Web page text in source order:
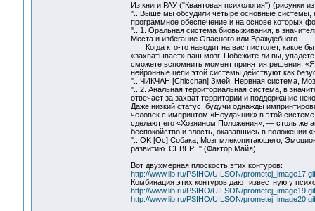
Из книги РАУ ("Квантовая психология") (рисунки
"...Выше мы обсудили четыре основные системы,
программное обеспечение и на основе которых
"...1. Оральная система биовыживания, в
Места и избегание Опасного или Враждебного.
Когда кто-то наводит на вас пистолет, какое
«захватывает» ваш мозг. Побежите ли вы,
сможете вспомнить момент принятия решения.
нейронные цепи этой системы действуют как
"...ЧИКЧАН [Chicchan] Змей, Нервная система,
"...2. Анальная территориальная система, в
отвечает за захват территории и поддержание
Даже низкий статус, будучи однажды
человек с импринтом «Неудачник» в этой
сделают его «Хозяином Положения», — столь же
беспокойство и злость, оказавшись в положении
"...OK [Oc] Собака, Мозг млекопитающего,
развитию. СЕВЕР..." (Фактор Майя)
Вот двухмерная плоскость этих контуров:
http://www.lib.ru/PSIHO/UILSON/prometej_image17.gif
Комбинация этих контуров дают известную у
http://www.lib.ru/PSIHO/UILSON/prometej_image19.gif
http://www.lib.ru/PSIHO/UILSON/prometej_image20.gif